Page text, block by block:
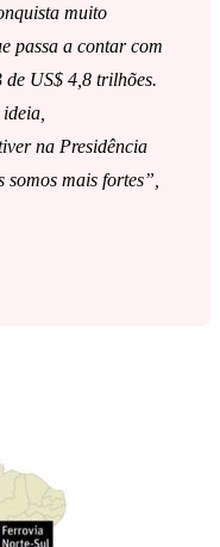
muito
passa a contar com
de US$ 4,8 trilhões.
na Presidência
somos mais fortes”,